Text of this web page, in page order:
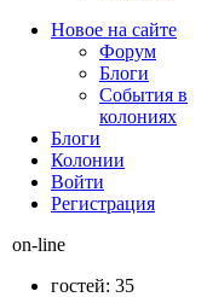
Новое на сайте
Форум
Блоги
События в
колониях
Блоги
Колонии
Войти
Peгиcтpaция
on-line
гостей: 35